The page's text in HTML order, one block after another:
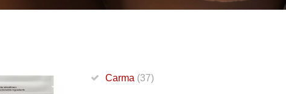
Carma (37)